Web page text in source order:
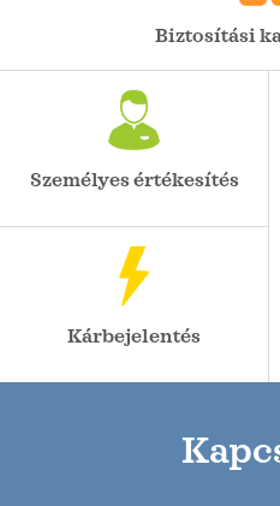
Biztosítási
Személyes értékesítés
Kárbejelentés